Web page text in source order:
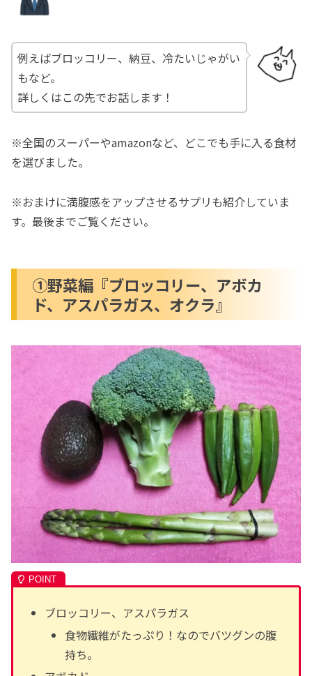
例えばブロッコリー、納豆、冷たいじゃがい
もなど。
詳しくはこの先でお話します！
※全国のスーパーやamazonなど、どこでも手に入る食材
を選びました。
※おまけに満腹感をアップさせるサプリも紹介していま
す。最後までご覧ください。
①野菜編『ブロッコリー、アボカ
ド、アスパラガス、オクラ』
ブロッコリー、アスパラガス
食物繊維がたっぷり！なのでバツグンの腹
持ち。